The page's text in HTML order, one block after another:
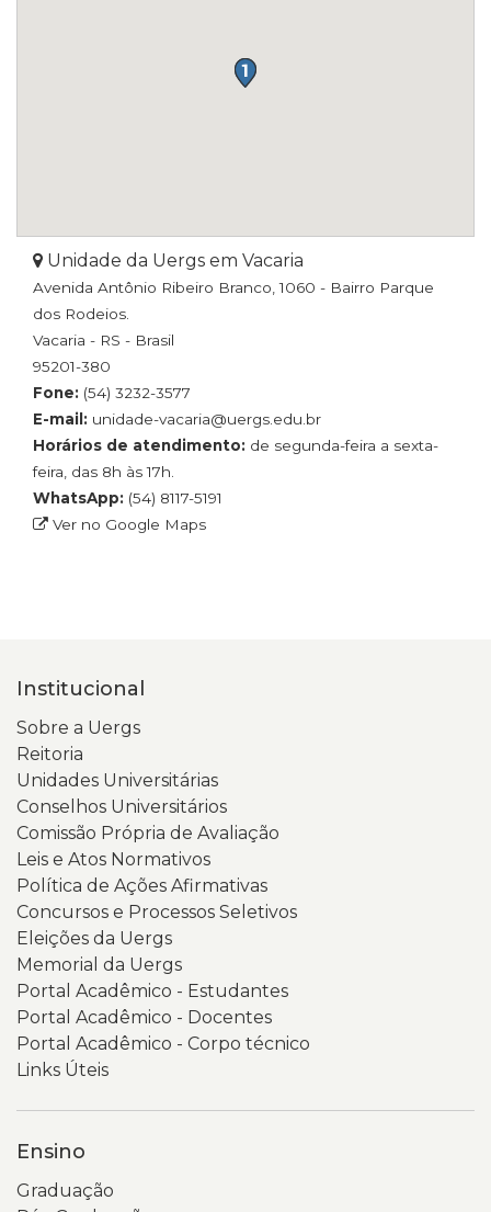
Unidade da Uergs em Vacaria
Avenida Antônio Ribeiro Branco, 1060 - Bairro Parque
dos Rodeios.
Vacaria - RS - Brasil
95201-380
Fone: (54) 3232-3577
E-mail: unidade-vacaria@uergs.edu.br
Horários de atendimento: de segunda-feira a sexta-
feira, das 8h às 17h.
WhatsApp: (54) 8117-5191
Ver no Google Maps
Institucional
Sobre a Uergs
Reitoria
Unidades Universitárias
Conselhos Universitários
Comissão Própria de Avaliação
Leis e Atos Normativos
Política de Ações Afirmativas
Concursos e Processos Seletivos
Eleições da Uergs
Memorial da Uergs
Portal Acadêmico - Estudantes
Portal Acadêmico - Docentes
Portal Acadêmico - Corpo técnico
Links Úteis
Ensino
Graduação